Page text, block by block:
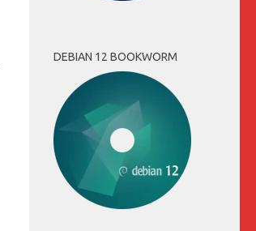
DEBIAN 12 BOOKWORM